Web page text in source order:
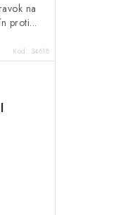
na
proti...
Kód: 34618